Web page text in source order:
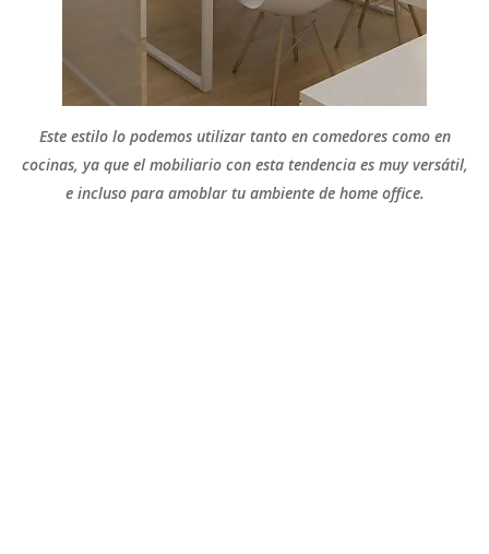
Este estilo lo podemos utilizar tanto en comedores como en
cocinas, ya que el mobiliario con esta tendencia es muy versátil,
e incluso para amoblar tu ambiente de home office.